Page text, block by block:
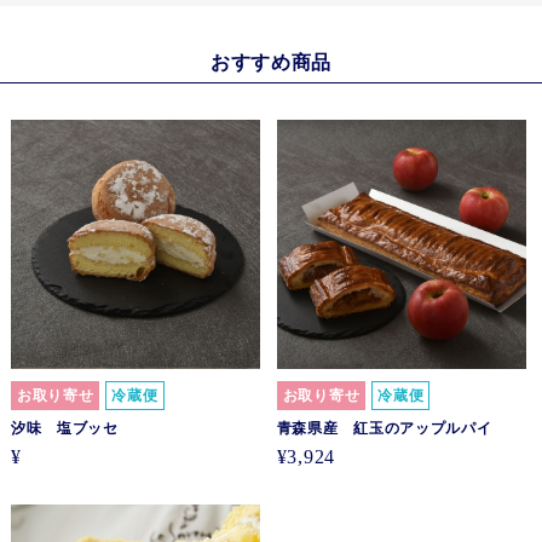
おすすめ商品
お取り寄せ
冷蔵便
汐味 塩ブッセ
¥
お取り寄せ
冷蔵便
青森県産 紅玉のアップルパイ
¥3,924